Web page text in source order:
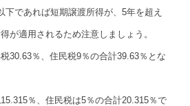
下であれば短期譲渡所得が、5年を超え
が適用されるため注意しましょう。
30.63％、住民税9％の合計39.63％とな
％、住民税は5％の合計20.315％で